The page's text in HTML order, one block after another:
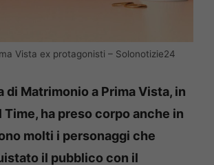
Vista ex protagonisti – Solonotizie24
di Matrimonio a Prima Vista, in
Time, ha preso corpo anche in
molti i personaggi che
il pubblico con il